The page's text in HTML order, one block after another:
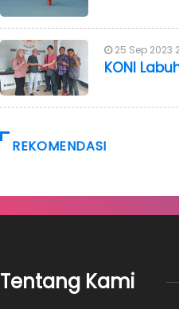
25 Sep 2023
KONI
REKOMENDASI
Tentang Kami